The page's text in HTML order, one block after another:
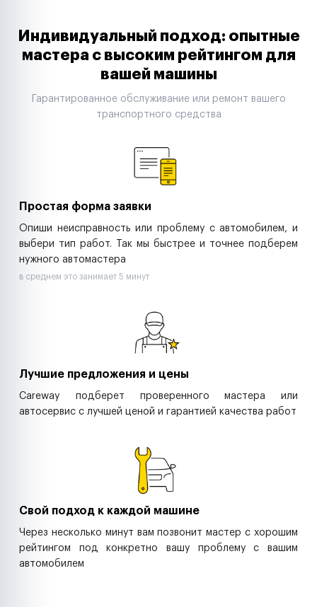
Таксопарки
Автодилеры
Строительные компании
Аренда спецтехники
Индивидуальный подход: опытные
мастера с высоким рейтингом для
вашей машины
Гарантированное обслуживание или ремонт вашего
транспортного средства
Простая форма заявки
Опиши неисправность или проблему с автомобилем, и
выбери тип работ. Так мы быстрее и точнее подберем
нужного автомастера
в среднем это занимает 5 минут
Лучшие предложения и цены
Careway подберет проверенного мастера или
автосервис с лучшей ценой и гарантией качества работ
Свой подход к каждой машине
Через несколько минут вам позвонит мастер с хорошим
рейтингом под конкретно вашу проблему с вашим
автомобилем